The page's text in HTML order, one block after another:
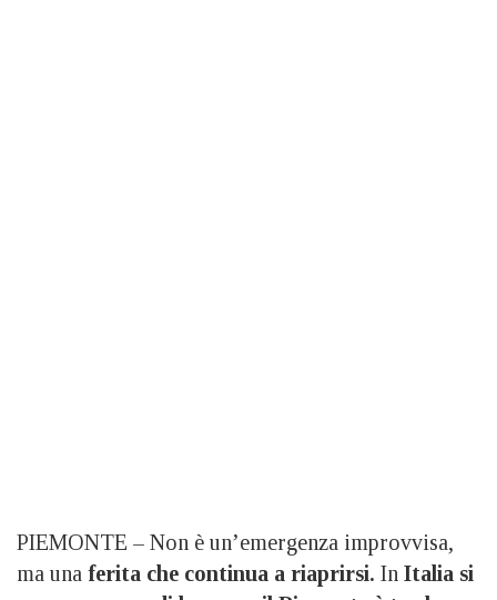
PIEMONTE – Non è un’emergenza improvvisa,
ma una ferita che continua a riaprirsi. In Italia si